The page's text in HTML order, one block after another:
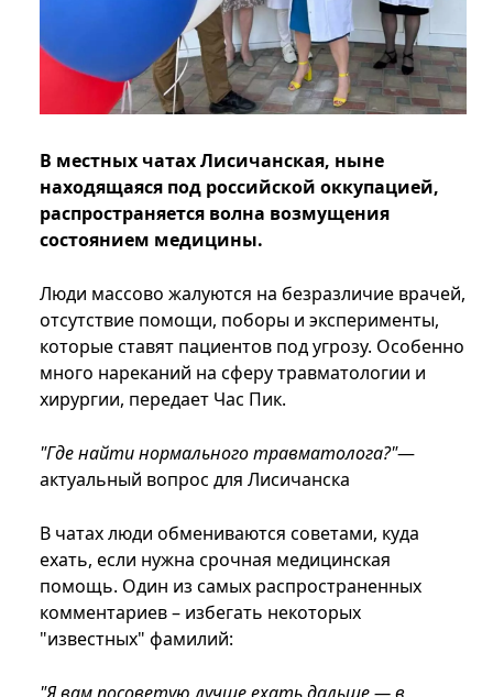
В местных чатах Лисичанская, ныне
находящаяся под российской оккупацией,
распространяется волна возмущения
состоянием медицины.
Люди массово жалуются на безразличие врачей,
отсутствие помощи, поборы и эксперименты,
которые ставят пациентов под угрозу. Особенно
много нареканий на сферу травматологии и
хирургии, передает Час Пик.
"Где найти нормального травматолога?"—
актуальный вопрос для Лисичанска
В чатах люди обмениваются советами, куда
ехать, если нужна срочная медицинская
помощь. Один из самых распространенных
комментариев – избегать некоторых
"известных" фамилий: